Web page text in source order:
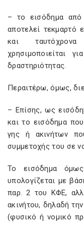
– το εισόδημα από
αποτελεί τεκμαρτό
και
χρησιμοποιείται
δραστηριότητας.
Περαιτέρω, όμως,
– Επίσης, ως
και το εισόδημα
γης ή ακινήτων
συμμετοχής του σε
Το εισόδημα
υπολογίζεται με
παρ. 2 του ΚΦΕ,
ακινήτου, δηλαδή
(φυσικό ή νομικό